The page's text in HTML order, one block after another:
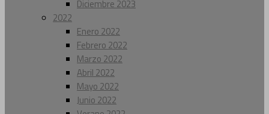
Diciembre 2023
2022
Enero 2022
Febrero 2022
Marzo 2022
Abril 2022
Mayo 2022
Junio 2022